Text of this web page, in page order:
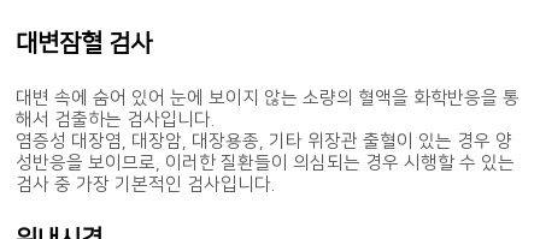
대변잠혈 검사
대변 속에 숨어 있어 눈에 보이지 않는 소량의 혈액을 화학반응을 통
해서 검출하는 검사입니다.
염증성 대장염, 대장암, 대장용종, 기타 위장관 출혈이 있는 경우 양
성반응을 보이므로, 이러한 질환들이 의심되는 경우 시행할 수 있는
검사 중 가장 기본적인 검사입니다.